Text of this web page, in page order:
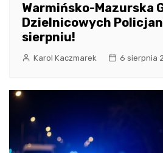
Warmińsko-Mazurska
Dzielnicowych
sierpniu!
Karol Kaczmarek 6 sierpnia